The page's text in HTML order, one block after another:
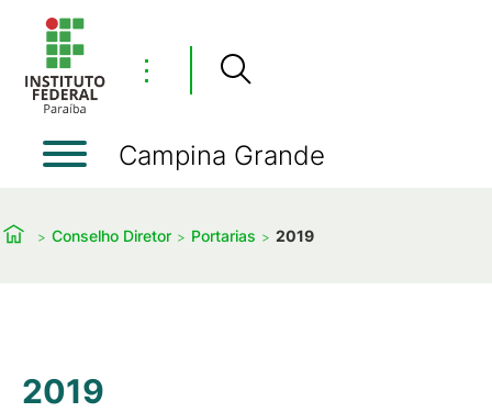
⋮
Campina Grande
Conselho Diretor Portarias 2019
2019